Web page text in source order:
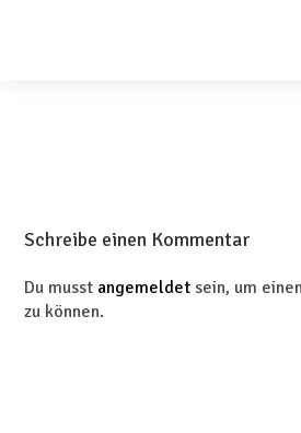
Schreibe einen Kommentar
Du musst angemeldet sein, um
zu können.